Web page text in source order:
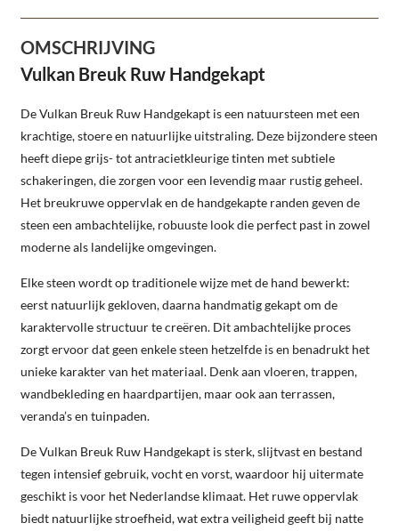
OMSCHRIJVING
Vulkan Breuk Ruw Handgekapt
De Vulkan Breuk Ruw Handgekapt is een natuursteen met een
krachtige, stoere en natuurlijke uitstraling. Deze bijzondere steen
heeft diepe grijs- tot antracietkleurige tinten met subtiele
schakeringen, die zorgen voor een levendig maar rustig geheel.
Het breukruwe oppervlak en de handgekapte randen geven de
steen een ambachtelijke, robuuste look die perfect past in zowel
moderne als landelijke omgevingen.
Elke steen wordt op traditionele wijze met de hand bewerkt:
eerst natuurlijk gekloven, daarna handmatig gekapt om de
karaktervolle structuur te creëren. Dit ambachtelijke proces
zorgt ervoor dat geen enkele steen hetzelfde is en benadrukt het
unieke karakter van het materiaal. Denk aan vloeren, trappen,
wandbekleding en haardpartijen, maar ook aan terrassen,
veranda’s en tuinpaden.
De Vulkan Breuk Ruw Handgekapt is sterk, slijtvast en bestand
tegen intensief gebruik, vocht en vorst, waardoor hij uitermate
geschikt is voor het Nederlandse klimaat. Het ruwe oppervlak
biedt natuurlijke stroefheid, wat extra veiligheid geeft bij natte